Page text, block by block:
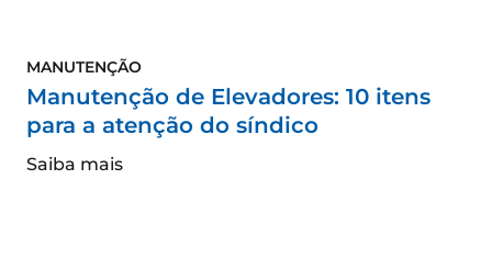
MANUTENÇÃO
Manutenção de Elevadores: 10 itens
para a atenção do síndico
Saiba mais